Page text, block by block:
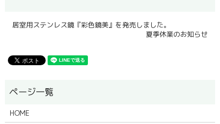
居室用ステンレス鏡『彩色鏡美』を発売しました。
夏季休業のお知らせ
HOME